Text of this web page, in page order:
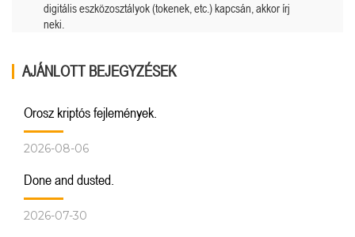
digitális eszközosztályok (tokenek, etc.) kapcsán, akkor írj
neki.
AJÁNLOTT BEJEGYZÉSEK
Orosz kriptós fejlemények.
2026-08-06
Done and dusted.
2026-07-30